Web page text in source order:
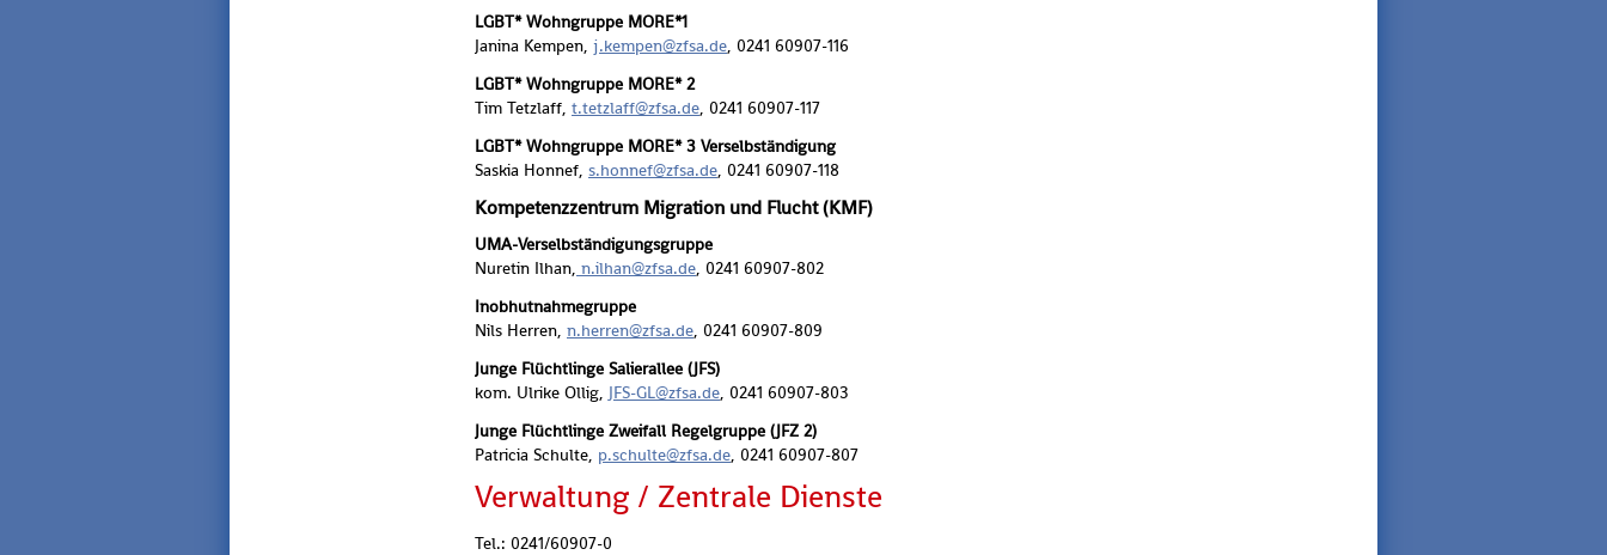
LGBT* Wohn­grup­pe MORE*1
Ja­ni­na Kem­pen, j.​kempen@​zfsa.​de, 0241 60907-116
LGBT* Wohn­grup­pe MORE* 2
Tim Tetzlaff, t.​tetzlaff@​zfsa.​de, 0241 60907-117
LGBT* Wohn­grup­pe MORE* 3 Ver­selb­stän­di­gung
Sas­kia Hon­nef, s.​honnef@​zfsa.​de, 0241 60907-118
Kom­pe­tenz­zen­trum Mi­gra­ti­on und Flucht (KMF)
UMA-Ver­selb­stän­di­gungs­grup­pe
Nu­re­tin Ilhan, n.​ilhan@​zfsa.​de, 0241 60907-802
In­ob­hut­nah­me­grup­pe
Nils Her­ren, n.​herren@​zfsa.​de, 0241 60907-809
Junge Flücht­lin­ge Sa­li­e­r­al­lee (JFS)
kom. Ul­ri­ke Ollig, JFS-GL@​zfsa.​de, 0241 60907-803
Junge Flücht­lin­ge Zwei­fall Re­gel­grup­pe (JFZ 2)
Pa­tri­cia Schul­te, p.​schulte@​zfsa.​de, 0241 60907-807
Ver­wal­tung / Zen­tra­le Diens­te
Tel.: 0241/60907-0